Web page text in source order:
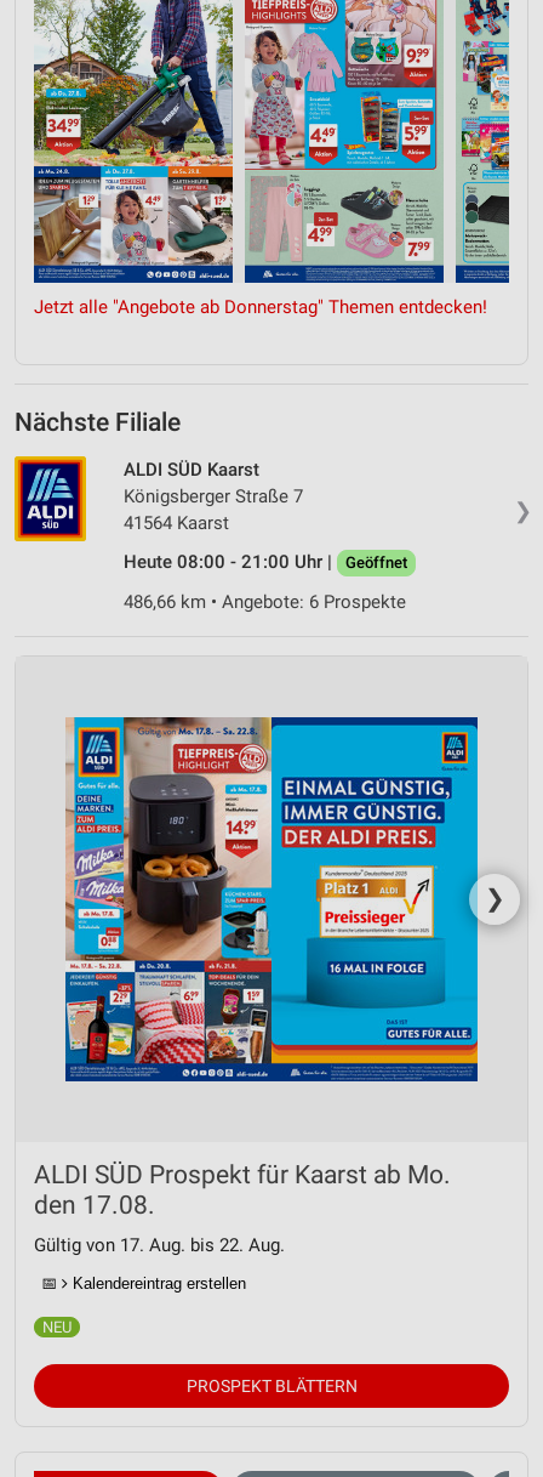
Jetzt alle "Angebote ab Donnerstag" Themen entdecken!
Nächste Filiale
❯
ALDI SÜD Kaarst
Königsberger Straße 7
41564 Kaarst
Heute 08:00 - 21:00 Uhr |
Geöffnet
486,66 km • Angebote: 6 Prospekte
❯
ALDI SÜD Prospekt für Kaarst ab Mo.
den 17.08.
Gültig von 17. Aug. bis 22. Aug.
📅 Kalendereintrag erstellen
PROSPEKT BLÄTTERN